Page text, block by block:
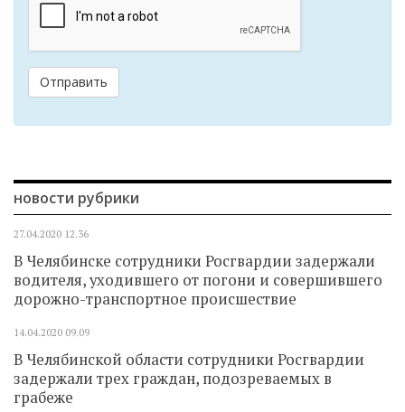
Отправить
новости рубрики
27.04.2020 12.36
В Челябинске сотрудники Росгвардии задержали
водителя, уходившего от погони и совершившего
дорожно-транспортное происшествие
14.04.2020 09.09
В Челябинской области сотрудники Росгвардии
задержали трех граждан, подозреваемых в
грабеже